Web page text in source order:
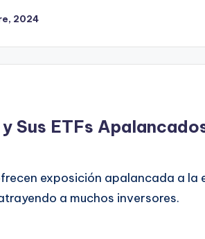
2024
Sus ETFs
exposición apalancada a
a muchos inversores.